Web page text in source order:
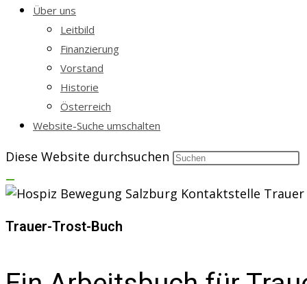
Über uns
Leitbild
Finanzierung
Vorstand
Historie
Österreich
Website-Suche umschalten
Diese Website durchsuchen
Trauer-Trost-Buch